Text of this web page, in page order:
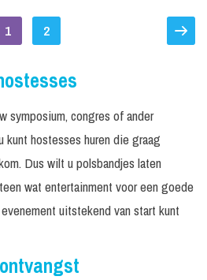
1 2
symposium, congres of ander
hostesses huren die graag
Dus wilt u polsbandjes laten
wat entertainment voor een goede
uitstekend van start kunt